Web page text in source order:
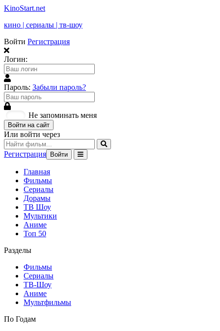
KinoStart.net
кино | сериалы | тв-шоу
Войти Регистрация
Логин:
Пароль: Забыли пароль?
Не запоминать меня
Войти на сайт
Или войти через
Регистрация Войти
Главная
Фильмы
Сериалы
Дорамы
ТВ Шоу
Мультики
Аниме
Топ 50
Разделы
Фильмы
Сериалы
ТВ-Шоу
Аниме
Мультфильмы
По Годам